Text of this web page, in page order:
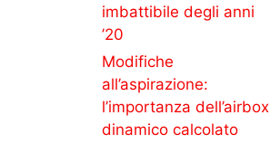
imbattibile degli anni
’20
Modifiche
all’aspirazione:
l’importanza dell’airbox
dinamico calcolato